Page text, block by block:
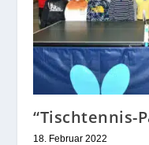
“Tischtennis-
18. Februar 2022